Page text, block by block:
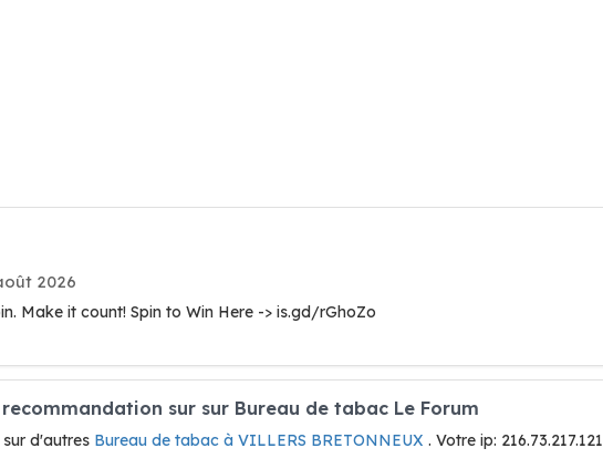
2026
Make it count! Spin to Win Here -> is.gd/rGhoZo
sur sur Bureau de tabac Le Forum
d'autres Bureau de tabac à VILLERS BRETONNEUX . Votre ip: 216.73.217.121